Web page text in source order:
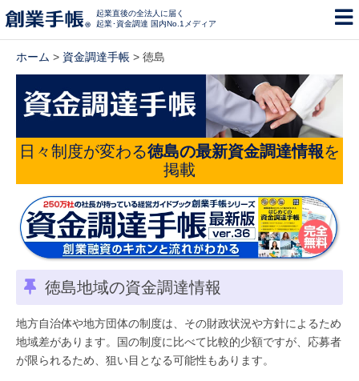
起業直後の全法人に届く
起業･資金調達 国内No.1メディア
ホーム > 資金調達手帳 > 徳島
日々制度が変わる徳島の最新資金調達情報を
掲載
徳島地域の資金調達情報
地方自治体や地方団体の制度は、その財政状況や方針によるため
地域差があります。国の制度に比べて比較的少額ですが、応募者
が限られるため、狙い目となる可能性もあります。